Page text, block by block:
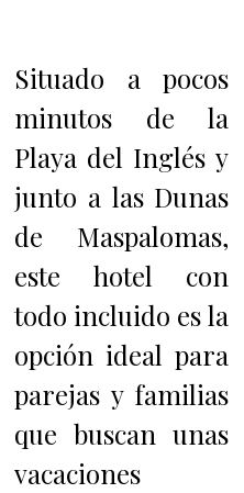
Situado a pocos
minutos de la
Playa del Inglés y
junto a las Dunas
de Maspalomas,
este hotel con
todo incluido es la
opción ideal para
parejas y familias
que buscan unas
vacaciones